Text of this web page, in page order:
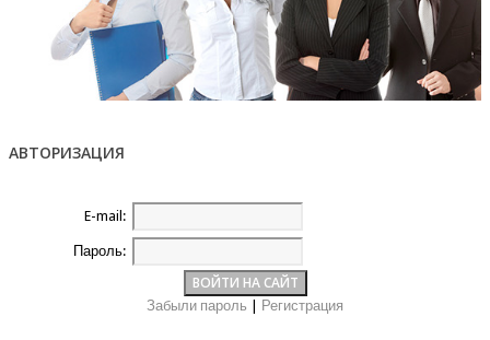
АВТОРИЗАЦИЯ
E-mail:
Пароль:
Забыли пароль Регистрация